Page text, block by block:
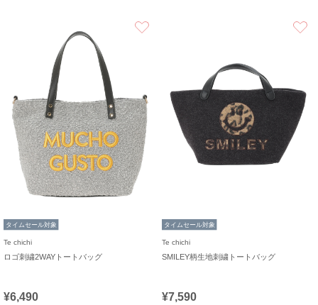
タイムセール対象
Te chichi
ロゴ刺繍2WAYトートバッグ
¥6,490
タイムセール対象
Te chichi
SMILEY柄生地刺繍トートバッグ
¥7,590